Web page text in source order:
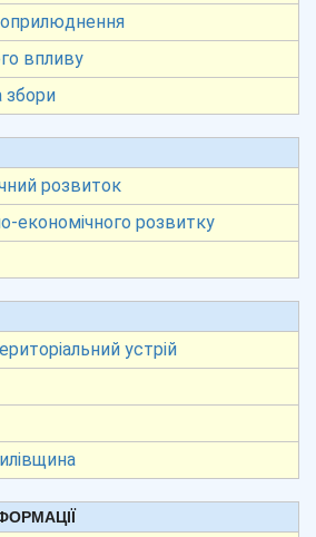
впливу
збори
розвиток
економічного розвитку
устрій